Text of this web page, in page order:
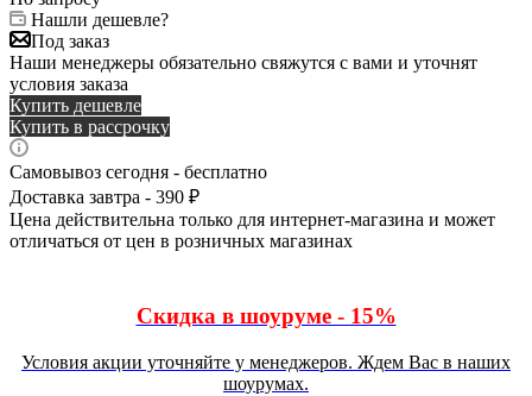
Нашли дешевле?
Под заказ
Наши менеджеры обязательно свяжутся с вами и уточнят
условия заказа
Купить дешевле
Купить в рассрочку
Самовывоз сегодня - бесплатно
Доставка завтра - 390 ₽
Цена действительна только для интернет-магазина и может
отличаться от цен в розничных магазинах
Скидка в шоуруме - 15%
Условия акции уточняйте у менеджеров. Ждем Вас в наших
шоурумах.